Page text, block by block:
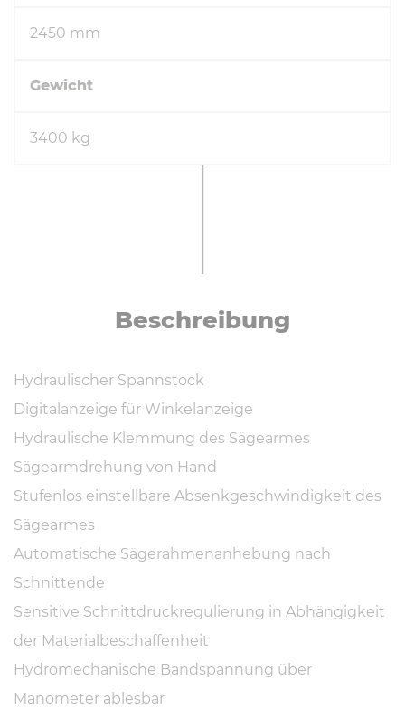
2450 mm
Gewicht
3400 kg
Be­schrei­bung
Hydraulischer Spannstock
Digitalanzeige für Winkelanzeige
Hydraulische Klemmung des Sägearmes
Sägearmdrehung von Hand
Stufenlos einstellbare Absenkgeschwindigkeit des
Sägearmes
Automatische Sägerahmenanhebung nach
Schnittende
Sensitive Schnittdruckregulierung in Abhängigkeit
der Materialbeschaffenheit
Hydromechanische Bandspannung über
Manometer ablesbar